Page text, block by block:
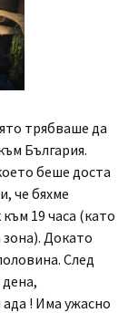
трябваше да
България.
беше доста
че бяхме
19 часа (като
зона). Докато
След
! Има ужасно